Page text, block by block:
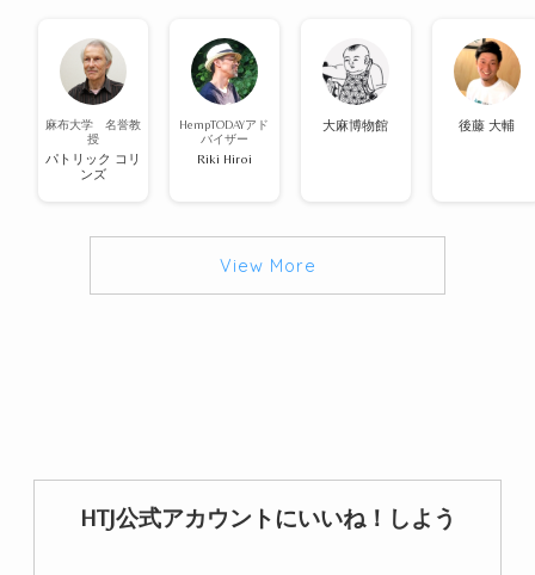
麻布大学 名誉教
授
パトリック コリ
ンズ
HempTODAYアド
バイザー
Riki Hiroi
大麻博物館 後藤 大輔
View More
HTJ公式アカウントにいいね！しよう